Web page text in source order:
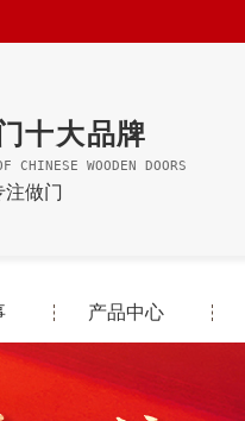
十大品牌
CHINESE WOODEN DOORS
注做门
产品中心